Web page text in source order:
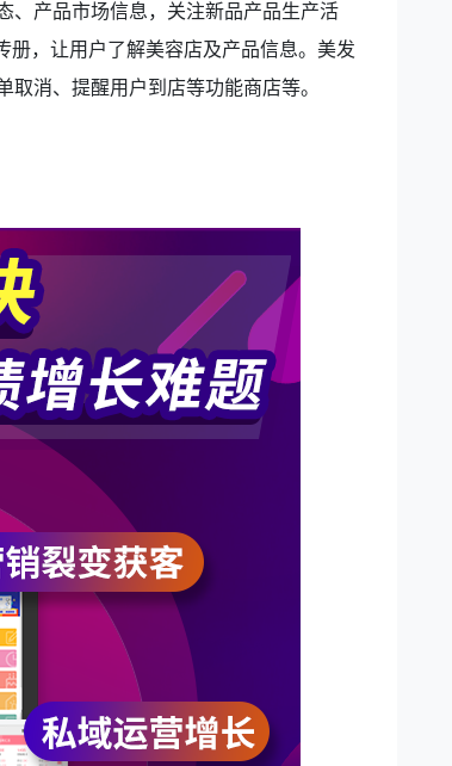
、产品市场信息，关注新品产品生产活
，让用户了解美容店及产品信息。美发
消、提醒用户到店等功能商店等。